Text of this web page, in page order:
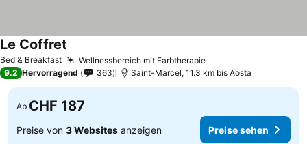
Bed & Breakfast Wellnessbereich mit Farbtherapie
Le Coffret
9.2 Hervorragend 363 Saint-Marcel, 11.3 km bis Aosta
Ab CHF 187
Preise von 3 Websites anzeigen Preise sehen